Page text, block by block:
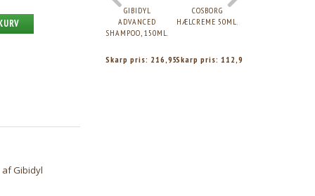
Gibidyl
GIBIDYL
ADVANCED
SHAMPOO, 150ML.
Skarp pris: 216,95
COSBORG
HÆLCREME 50ML.
Skarp pris:112,95